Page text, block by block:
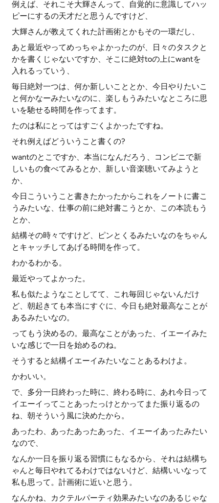
例えば、それこそ大輝さんって、自覚的に意識してハッ
ピーにするの天才だと思うんですけど、
大輝さんが教えてくれた計画術とかもその一環だし、
あと最近やってめっちゃよかったのが、日々のタスクと
かを書くじゃないですか、そこに絶対toの上にwantを
入れるっていう、
毎日絶対一つは、何か新しいこととか、今日やりたいこ
と何かなーみたいなのに、楽しもうみたいなところに思
いを馳せる時間を作ってます。
たのは私にとってはすごくよかったですね。
それ例えばどういうこと書くの?
wantのとこですか、本当になんだろう、コンビニで新
しいもの食べてみるとか、新しい音楽聴いてみようと
か、
今日こういうこと書きたかったからこれをノートに書こ
うみたいな、仕事の前に絶対書こうとか、この本読もう
とか、
結構その時々ですけど、ピンとくるみたいなのをちゃん
とキャッチしてあげる時間を作って。
わかるわかる。
最近やってよかった。
私も似たようなことしてて、これ毎回じゃないんだけ
ど、朝起きても本当にすぐに、今日も絶対最高なことが
あるみたいなの。
ってもう決めるの。最高なことがあった、イエーイみた
いな感じで一日を始めるのね。
そうすると結構イエーイみたいなことあるわけよ。
かわいい。
で、多分一日終わった時に、終わる時に、あれ今日って
イエーイってことあったっけとかってまた振り返るの
ね、朝そういう風に決めたから。
あったわ、あったあったあった、イエーイあったみたい
なので、
なんか一日を振り返る習慣にもなるから、それは結構ち
ゃんと毎日やれてるわけではないけど、結構いいなって
私も思って。計画術に近いと思う。
なんかね、カクテルパーティ効果みたいなのあるじゃな